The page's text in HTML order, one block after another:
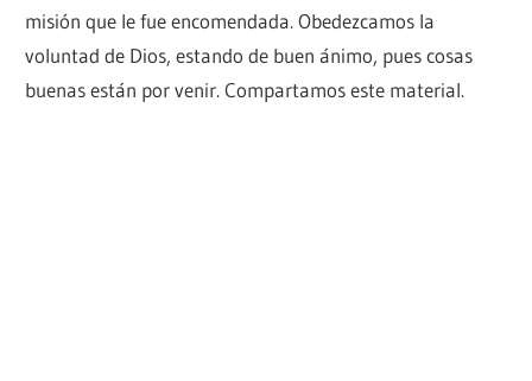
misión que le fue encomendada. Obedezcamos la
voluntad de Dios, estando de buen ánimo, pues cosas
buenas están por venir. Compartamos este material.